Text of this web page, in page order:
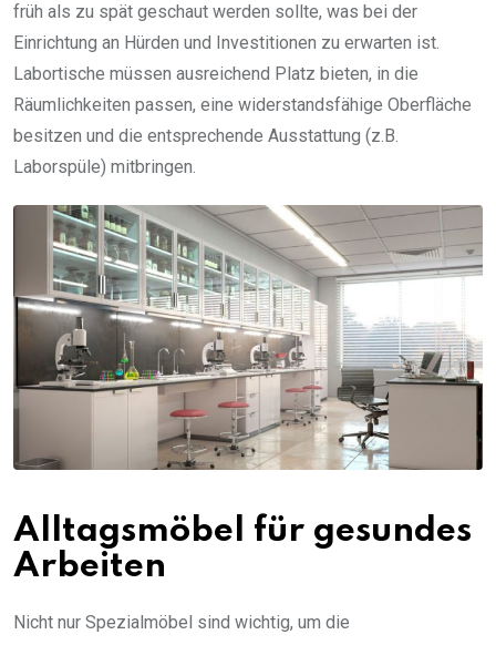
früh als zu spät geschaut werden sollte, was bei der
Einrichtung an Hürden und Investitionen zu erwarten ist.
Labortische müssen ausreichend Platz bieten, in die
Räumlichkeiten passen, eine widerstandsfähige Oberfläche
besitzen und die entsprechende Ausstattung (z.B.
Laborspüle) mitbringen.
Alltagsmöbel für gesundes
Arbeiten
Nicht nur Spezialmöbel sind wichtig, um die